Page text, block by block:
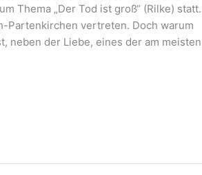
Thema „Der Tod ist groß“ (Rilke) statt.
Partenkirchen vertreten. Doch warum
neben der Liebe, eines der am meisten